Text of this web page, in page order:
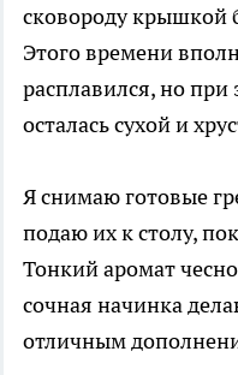
сковороду крышкой
Этого времени
расплавился, но
осталась сухой и
Я снимаю готовые
подаю их к столу,
Тонкий аромат
сочная начинка
отличным